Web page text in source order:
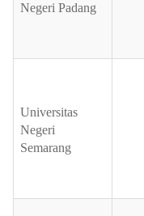
Negeri Padang
Universitas
Negeri
Semarang